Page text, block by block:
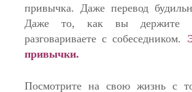
привычка. Даже перевод
Даже то, как вы держите
разговариваете с собеседником.
привычки.
Посмотрите на свою жизнь с